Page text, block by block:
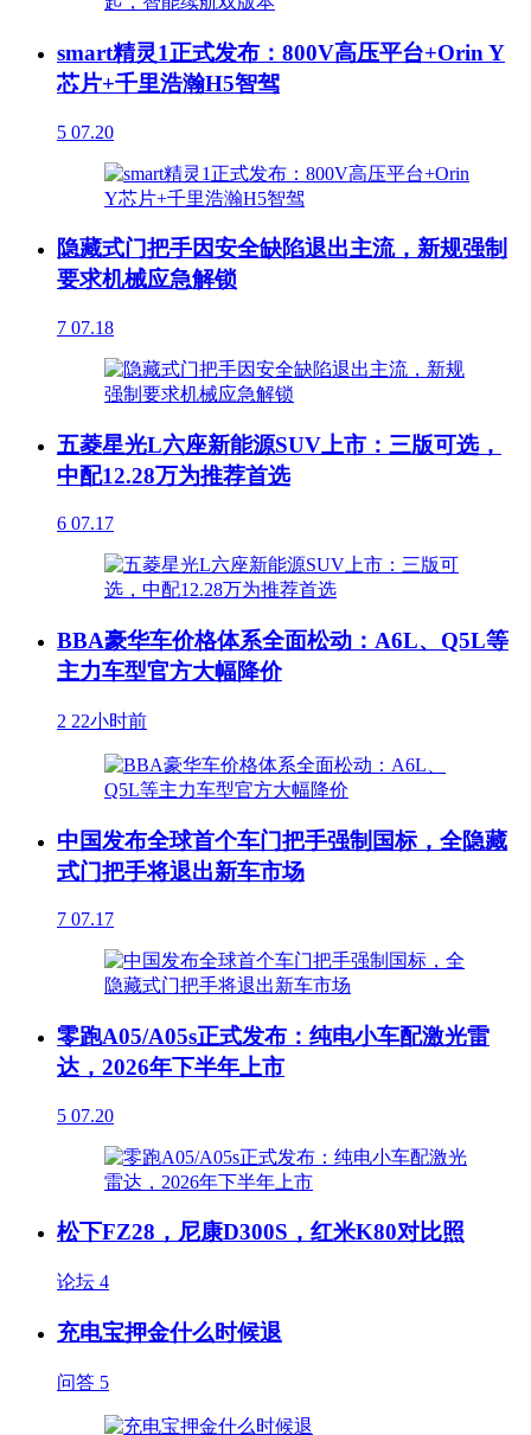
smart精灵1正式发布：800V高压平台+Orin Y
芯片+千里浩瀚H5智驾
5 07.20
隐藏式门把手因安全缺陷退出主流，新规强制
要求机械应急解锁
7 07.18
五菱星光L六座新能源SUV上市：三版可选，
中配12.28万为推荐首选
6 07.17
BBA豪华车价格体系全面松动：A6L、Q5L等
主力车型官方大幅降价
2 22小时前
中国发布全球首个车门把手强制国标，全隐藏
式门把手将退出新车市场
7 07.17
零跑A05/A05s正式发布：纯电小车配激光雷
达，2026年下半年上市
5 07.20
松下FZ28，尼康D300S，红米K80对比照
论坛 4
充电宝押金什么时候退
问答 5